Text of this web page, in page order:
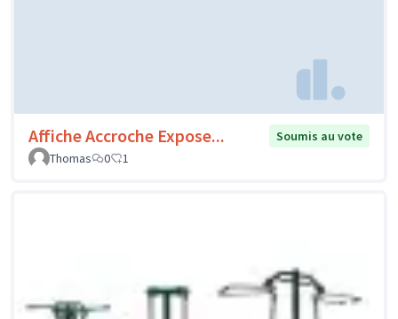
Affiche Accroche Expose...
Soumis au vote
Thomas
0 1